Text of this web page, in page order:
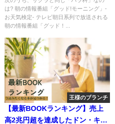
は? 朝の情報番組「グッド!モーニング」-
お天気検定- テレビ朝日系列で放送される
朝の情報番組「グッド！...
王様のブランチ
【最新BOOKランキング】売上
高2兆円超を達成したドン・キホ